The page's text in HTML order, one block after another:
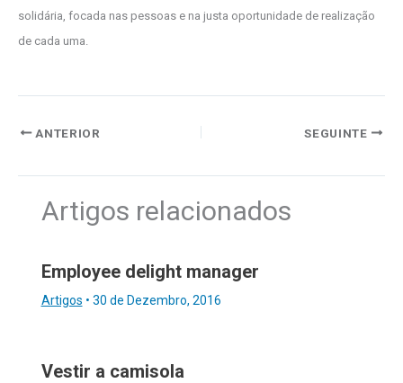
solidária, focada nas pessoas e na justa oportunidade de realização
de cada uma.
ANTERIOR SEGUINTE
Artigos relacionados
Employee delight manager
Artigos • 30 de Dezembro, 2016
Vestir a camisola